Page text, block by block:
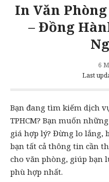
In Văn
– Đồng
Last
6
Bạn đang tìm kiếm dịch
TPHCM? Bạn muốn
giá hợp lý? Đừng lo lắng,
bạn tất cả thông tin cần
cho văn phòng, giúp bạn
phù hợp nhất.